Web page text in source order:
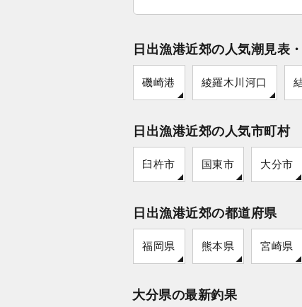
日出漁港近郊の人気潮見表
磯崎港 綾羅木川河口
日出漁港近郊の人気市町村
臼杵市 国東市 大分市
日出漁港近郊の都道府県
福岡県 熊本県 宮崎県
大分県の最新釣果